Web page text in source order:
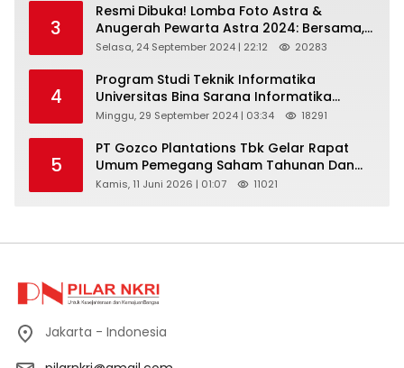
3
Resmi Dibuka! Lomba Foto Astra &
Anugerah Pewarta Astra 2024: Bersama,
Berkarya, Berkelanjutan
Selasa, 24 September 2024 | 22:12 20283
4
Program Studi Teknik Informatika
Universitas Bina Sarana Informatika
Selenggarakan Pelatihan Pemanfaatan
Pemasaran Pada Forum UMKM
Bojongbaru Kecamatan Bojong Gede
Minggu, 29 September 2024 | 03:34 18291
5
PT Gozco Plantations Tbk Gelar Rapat
Umum Pemegang Saham Tahunan Dan
Paparan Publik 2026 Di Jakarta
Kamis, 11 Juni 2026 | 01:07 11021
Jakarta - Indonesia